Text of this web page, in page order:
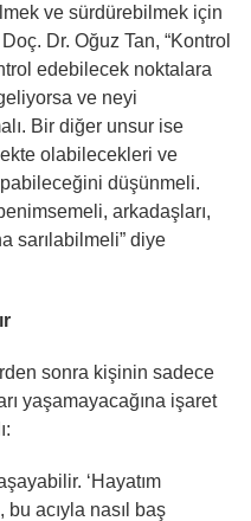
ve sürdürebilmek için
Dr. Oğuz Tan, “Kontrol
edebilecek noktalara
ve neyi
Bir diğer unsur ise
olabilecekleri ve
düşünmeli.
arkadaşları,
sarılabilmeli” diye
sonra kişinin sadece
yaşamayacağına işaret
‘Hayatım
acıyla nasıl baş